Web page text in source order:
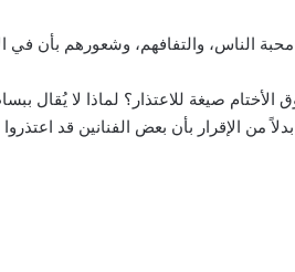
الناس، والتفافهم، وشعورهم بأن في
صيغة للاعتذار؟ لماذا لا يُقال
من الإقرار بأن بعض الفنانين قد